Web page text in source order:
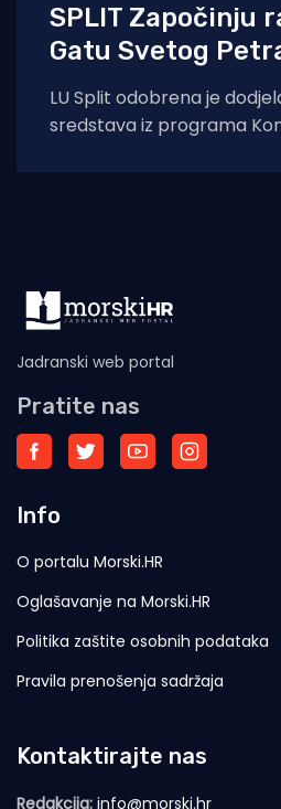
SPLIT Započinju
Gatu Svetog
LU Split odobrena je
sredstava iz programa
Jadranski web portal
Pratite nas
Info
O portalu Morski.HR
Oglašavanje na Morski.HR
Politika zaštite osobnih podataka
Pravila prenošenja sadržaja
Kontaktirajte nas
Redakcija: info@morski.hr